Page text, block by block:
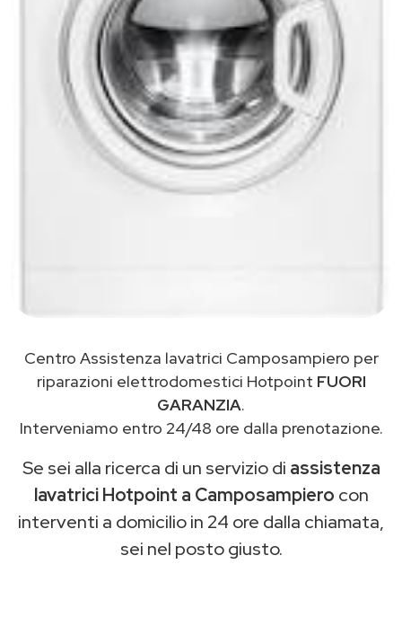
Centro Assistenza lavatrici Camposampiero per
riparazioni elettrodomestici Hotpoint FUORI
GARANZIA.
Interveniamo entro 24/48 ore dalla prenotazione.
Se sei alla ricerca di un servizio di assistenza
lavatrici Hotpoint a Camposampiero con
interventi a domicilio in 24 ore dalla chiamata,
sei nel posto giusto.